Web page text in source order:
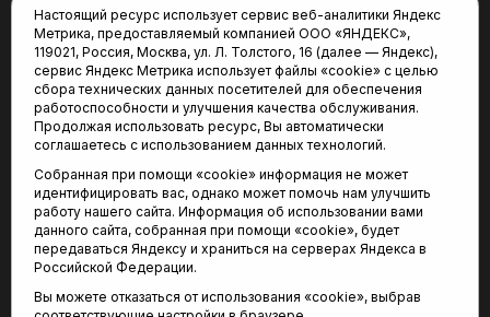
Редакция:
625035, Тюмень, пр. Геологоразведчиков, 28А
(3452) 68-22-28
tum-arena@mail.ru
Отдел продаж:
(3452) 68-89-78
kotovaev@sibinformburo.ru
Настоящий ресурс использует сервис веб-аналитики Яндекс
Метрика, предоставляемый компанией ООО «ЯНДЕКС»,
119021, Россия, Москва, ул. Л. Толстого, 16 (далее — Яндекс),
сервис Яндекс Метрика использует файлы «cookie» с целью
сбора технических данных посетителей для обеспечения
работоспособности и улучшения качества обслуживания.
Продолжая использовать ресурс, Вы автоматически
соглашаетесь с использованием данных технологий.
Собранная при помощи «cookie» информация не может
идентифицировать вас, однако может помочь нам улучшить
работу нашего сайта. Информация об использовании вами
данного сайта, собранная при помощи «cookie», будет
передаваться Яндексу и храниться на серверах Яндекса в
Российской Федерации.
Вы можете отказаться от использования «cookie», выбрав